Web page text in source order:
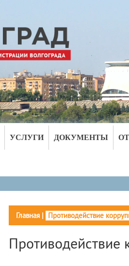
УСЛУГИ ДОКУМЕНТЫ
Главная| Противодействие
Противодействие